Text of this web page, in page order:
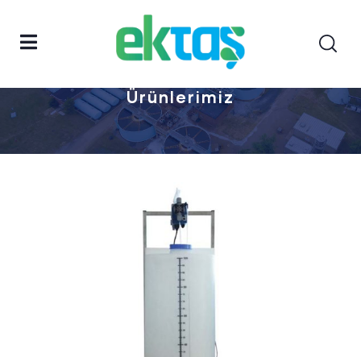
Anasayfa Ürünlerimiz
Ürünlerimiz